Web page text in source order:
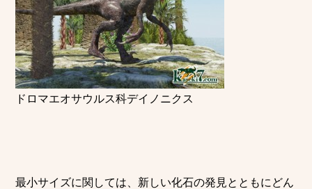
ドロマエオサウルス科デイノニクス
最小サイズに関しては、新しい化石の発見とともにどん